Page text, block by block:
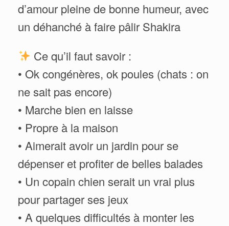
d’amour pleine de bonne humeur, avec
un déhanché à faire pâlir Shakira
Ce qu’il faut savoir :
• Ok congénères, ok poules (chats : on
ne sait pas encore)
• Marche bien en laisse
• Propre à la maison
• Aimerait avoir un jardin pour se
dépenser et profiter de belles balades
• Un copain chien serait un vrai plus
pour partager ses jeux
• A quelques difficultés à monter les